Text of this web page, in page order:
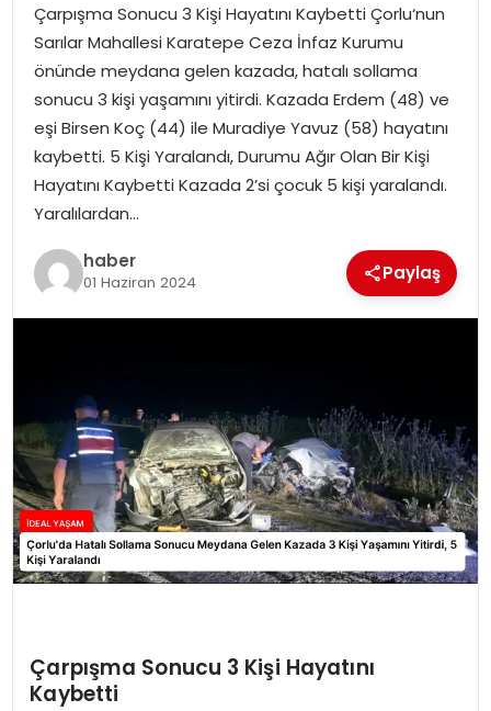
YAŞAM
MAGAZIN
SAĞLIK
SOSYAL HABER
Çarpışma Sonucu 3 Kişi Hayatını Kaybetti Çorlu‘nun
Sarılar Mahallesi Karatepe Ceza İnfaz Kurumu
önünde meydana gelen kazada, hatalı sollama
sonucu 3 kişi yaşamını yitirdi. Kazada Erdem (48) ve
eşi Birsen Koç (44) ile Muradiye Yavuz (58) hayatını
kaybetti. 5 Kişi Yaralandı, Durumu Ağır Olan Bir Kişi
Hayatını Kaybetti Kazada 2’si çocuk 5 kişi yaralandı.
Yaralılardan…
haber
01 Haziran 2024 Paylaş
Çarpışma Sonucu 3 Kişi Hayatını
Kaybetti